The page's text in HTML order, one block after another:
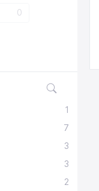
0
1
7
3
3
2